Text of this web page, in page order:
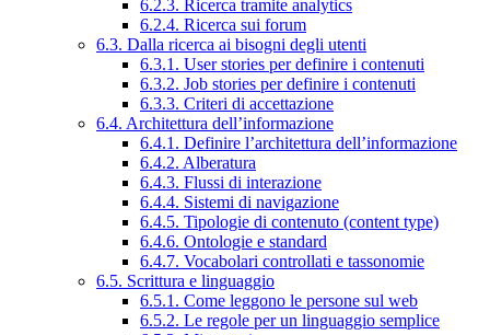
6.2.3. Ricerca tramite analytics
6.2.4. Ricerca sui forum
6.3. Dalla ricerca ai bisogni degli utenti
6.3.1. User stories per definire i contenuti
6.3.2. Job stories per definire i contenuti
6.3.3. Criteri di accettazione
6.4. Architettura dell’informazione
6.4.1. Definire l’architettura dell’informazione
6.4.2. Alberatura
6.4.3. Flussi di interazione
6.4.4. Sistemi di navigazione
6.4.5. Tipologie di contenuto (content type)
6.4.6. Ontologie e standard
6.4.7. Vocabolari controllati e tassonomie
6.5. Scrittura e linguaggio
6.5.1. Come leggono le persone sul web
6.5.2. Le regole per un linguaggio semplice